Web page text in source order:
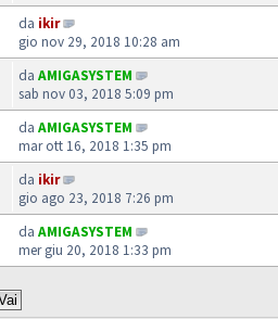
da ikir
gio nov 29, 2018 10:28 am
da AMIGASYSTEM
sab nov 03, 2018 5:09 pm
da AMIGASYSTEM
mar ott 16, 2018 1:35 pm
da ikir
gio ago 23, 2018 7:26 pm
da AMIGASYSTEM
mer giu 20, 2018 1:33 pm